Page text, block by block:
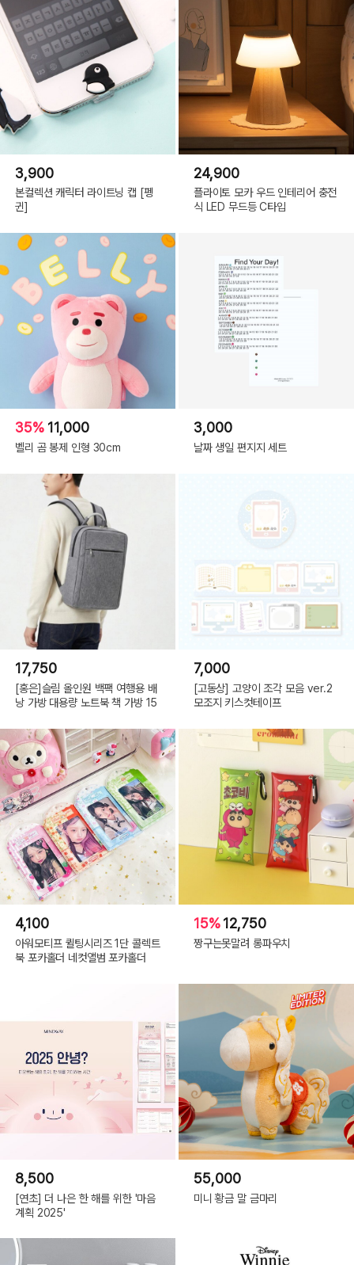
3,900
본컬렉션 캐릭터 라이트닝 캡 [펭
귄]
24,900
플라이토 모카 우드 인테리어 충전
식 LED 무드등 C타입
35% 11,000
벨리 곰 봉제 인형 30cm
3,000
날짜 생일 편지지 세트
17,750
[홍은]슬림 올인원 백팩 여행용 배
낭 가방 대용량 노트북 책 가방 15
7,000
[고동상] 고양이 조각 모음 ver.2
모조지 키스컷테이프
4,100
아워모티프 퀼팅시리즈 1단 콜렉트
북 포카홀더 네컷앨범 포카홀더
15%12,750
짱구는못말려 롱파우치
8,500
[연초] 더 나은 한 해를 위한 '마음
계획 2025'
55,000
미니 황금 말 금마리